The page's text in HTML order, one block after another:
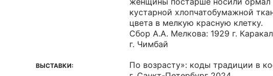
кустарной хлопчатобумажной
цвета в мелкую красную клетку.
Сбор А.А. Мелкова: 1929 г.
г. Чимбай
ВЫСТАВКИ:
По возрасту»: коды традиции в